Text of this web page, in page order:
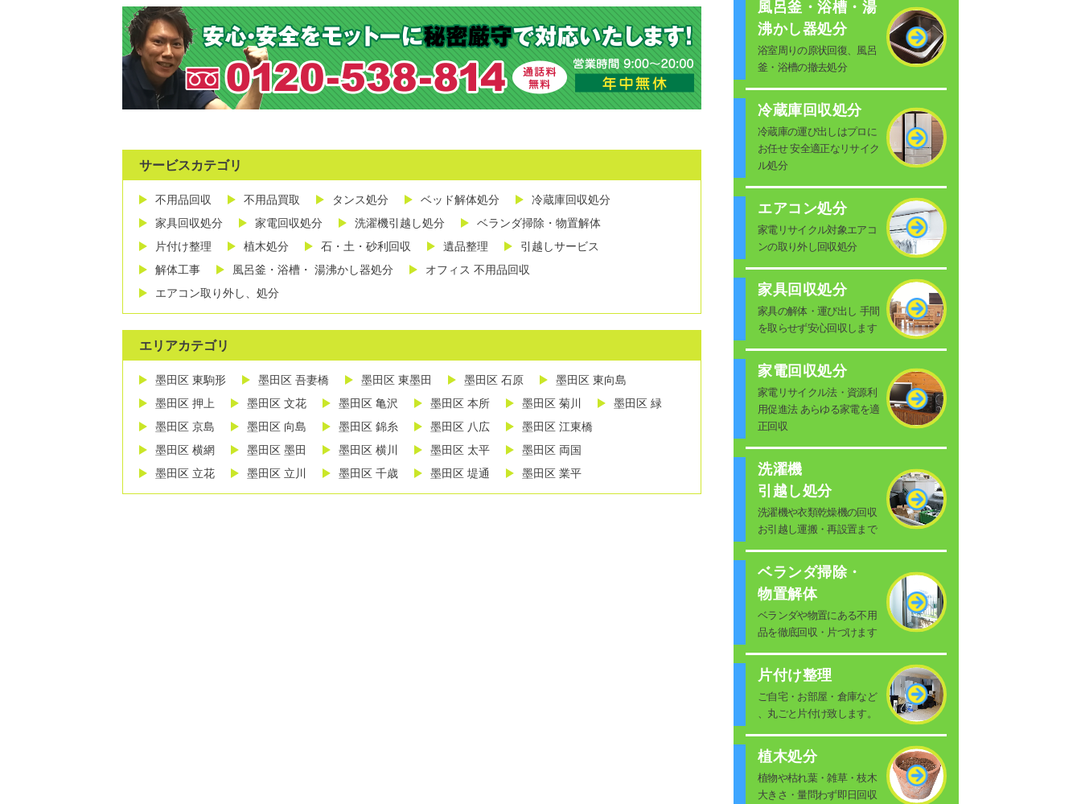
サービスカテゴリ
不用品回収 不用品買取 タンス処分 ベッド解体処分
冷蔵庫回収処分
家具回収処分
家電回収処分 洗濯機引越し処分
ベランダ掃除・物置解体
片付け整理
植木処分 石・土・砂利回収 遺品整理
引越しサービス
解体工事
風呂釜・浴槽・ 湯沸かし器処分
オフィス 不用品回収
エアコン取り外し、処分
エリアカテゴリ
墨田区 東駒形 墨田区 吾妻橋 墨田区 東墨田 墨田区 石原
墨田区 東向島
墨田区 押上
墨田区 文花 墨田区 亀沢 墨田区 本所 墨田区 菊川
墨田区 緑
墨田区 京島
墨田区 向島 墨田区 錦糸 墨田区 八広
墨田区 江東橋
墨田区 横網
墨田区 墨田 墨田区 横川 墨田区 太平
墨田区 両国
墨田区 立花
墨田区 立川 墨田区 千歳 墨田区 堤通 墨田区 業平
風呂釜・浴槽・湯
沸かし器処分
浴室周りの原状回復、風呂
釜・浴槽の撤去処分
冷蔵庫回収処分
冷蔵庫の運び出しはプロに
お任せ 安全適正なリサイク
ル処分
エアコン処分
家電リサイクル対象エアコ
ンの取り外し回収処分
家具回収処分
家具の解体・運び出し 手間
を取らせず安心回収します
家電回収処分
家電リサイクル法・資源利
用促進法 あらゆる家電を適
正回収
洗濯機
引越し処分
洗濯機や衣類乾燥機の回収
お引越し運搬・再設置まで
ベランダ掃除・
物置解体
ベランダや物置にある不用
品を徹底回収・片づけます
片付け整理
ご自宅・お部屋・倉庫など
、丸ごと片付け致します。
植木処分
植物や枯れ葉・雑草・枝木
大きさ・量問わず即日回収